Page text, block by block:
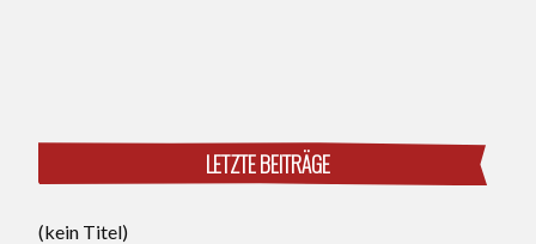
LETZTE BEITRÄGE
(kein Titel)